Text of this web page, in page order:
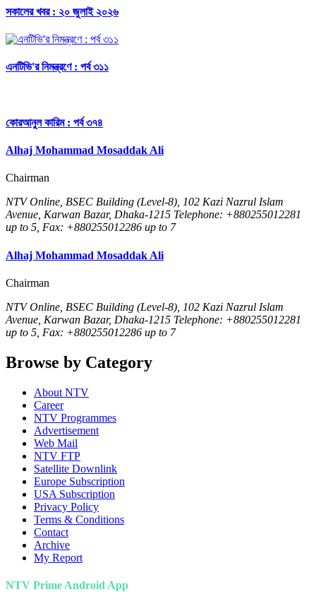
সকালের খবর : ২০ জুলাই ২০২৬
এনটিভি'র নিমন্ত্রণে : পর্ব ৩১১
কোরআনুল কারিম : পর্ব ৩৭৪
Alhaj Mohammad Mosaddak Ali
Chairman
NTV Online, BSEC Building (Level-8), 102 Kazi Nazrul Islam
Avenue, Karwan Bazar, Dhaka-1215 Telephone: +880255012281
up to 5, Fax: +880255012286 up to 7
Alhaj Mohammad Mosaddak Ali
Chairman
NTV Online, BSEC Building (Level-8), 102 Kazi Nazrul Islam
Avenue, Karwan Bazar, Dhaka-1215 Telephone: +880255012281
up to 5, Fax: +880255012286 up to 7
Browse by Category
About NTV
Career
NTV Programmes
Advertisement
Web Mail
NTV FTP
Satellite Downlink
Europe Subscription
USA Subscription
Privacy Policy
Terms & Conditions
Contact
Archive
My Report
NTV Prime Android App